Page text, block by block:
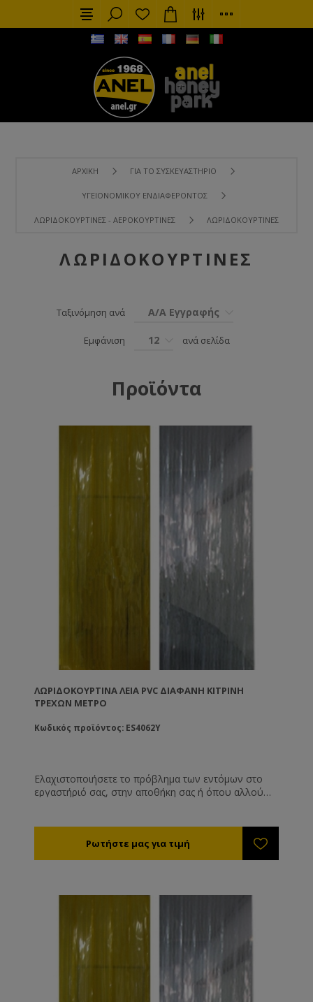
ΑΡΧΙΚΉ ΓΙΑ ΤΟ ΣΥΣΚΕΥΑΣΤΉΡΙΟ
ΥΓΕΙΟΝΟΜΙΚΟΎ ΕΝΔΙΑΦΈΡΟΝΤΟΣ
ΛΩΡΙΔΟΚΟΥΡΤΊΝΕΣ - ΑΕΡΟΚΟΥΡΤΊΝΕΣ ΛΩΡΙΔΟΚΟΥΡΤΊΝΕΣ
ΛΩΡΙΔΟΚΟΥΡΤΊΝΕΣ
Ταξινόμηση ανά Α/Α Εγγραφής
Εμφάνιση 12 ανά σελίδα
Προϊόντα
ΛΩΡΙΔΟΚΟΥΡΤΊΝΑ ΛΕΊΑ PVC ΔΙΆΦΑΝΗ ΚΊΤΡΙΝΗ
ΤΡΈΧΩΝ ΜΈΤΡΟ
Κωδικός προϊόντος: ES4062Y
Ελαχιστοποιήσετε το πρόβλημα των εντόμων στο
εργαστήριό σας, στην αποθήκη σας ή όπου αλλού
στείλουμε τις λωριδοκουρτίνες έτοιμες για
τοποθέτηση αρκεί να μας δώσετε το ολικό ύψος και